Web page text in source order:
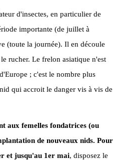
d'insectes, en particulier de
importante (de juillet à
(toute la journée). Il en découle
rucher. Le frelon asiatique n'est
; c'est le nombre plus
qui accroit le danger vis à vis de
aux femelles fondatrices (ou
de nouveaux nids. Pour
et jusqu'au 1er mai, disposez le